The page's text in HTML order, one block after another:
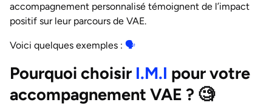
accompagnement personnalisé témoignent de l’impact
positif sur leur parcours de VAE.
Voici quelques exemples : 🗣️
Pourquoi choisir I.M.I pour votre
accompagnement VAE ? 🧐